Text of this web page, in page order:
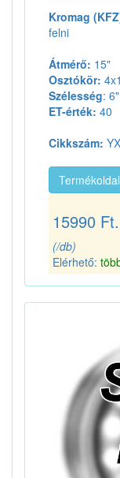
Kromag
felni
Átmérő: 15"
Osztókör:
Szélesség: 6"
ET-érték: 40
Cikkszám:
15990 Ft.
(/db)
Elérhető: